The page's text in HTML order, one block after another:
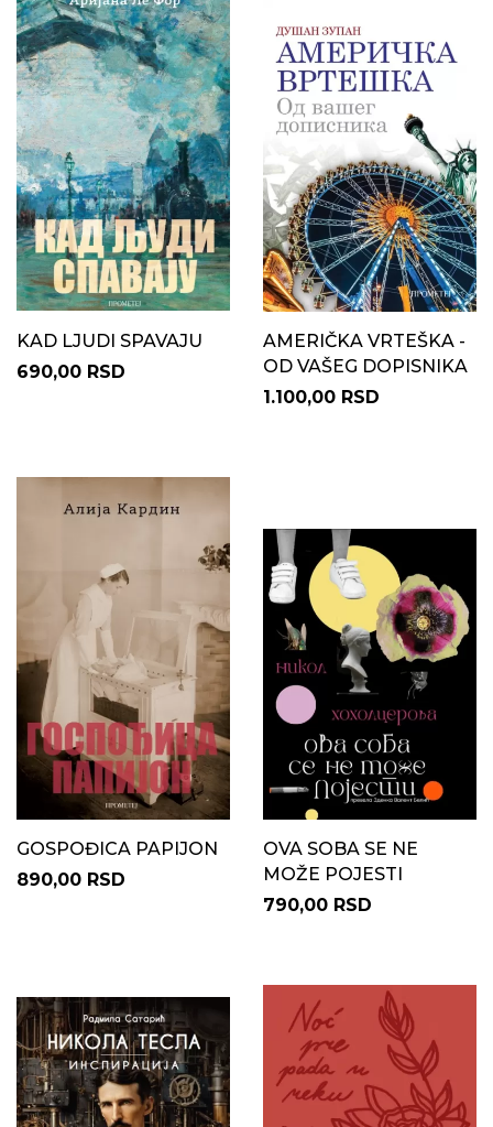
KAD LJUDI SPAVAJU
690,00 RSD
AMERIČKA VRTEŠKA -
OD VAŠEG DOPISNIKA
1.100,00 RSD
GOSPOĐICA PAPIJON
890,00 RSD
OVA SOBA SE NE
MOŽE POJESTI
790,00 RSD